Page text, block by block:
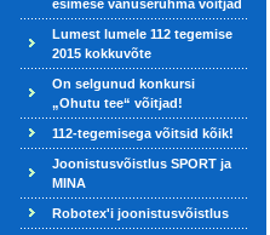
esimese vanuserühma võitjad
Lumest lumele 112 tegemise
2015 kokkuvõte
On selgunud konkursi
„Ohutu tee“ võitjad!
112-tegemisega võitsid kõik!
Joonistusvõistlus SPORT ja
MINA
Robotex'i joonistusvõistlus